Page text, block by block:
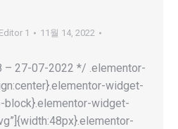
Editor 1
11월 14, 2022
– 27-07-2022 */ .elementor-
widget-
block}.elementor-widget-